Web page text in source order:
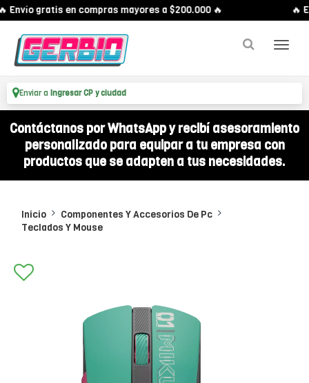
Envío gratis en compras mayores a $200.000 🔥 🔥
Enviar a Ingresar CP y ciudad
Contáctanos por WhatsApp y recibí asesoramiento
personalizado para equipar a tu empresa con
productos que se adapten a tus necesidades.
Inicio
Componentes Y Accesorios De Pc
Teclados Y Mouse